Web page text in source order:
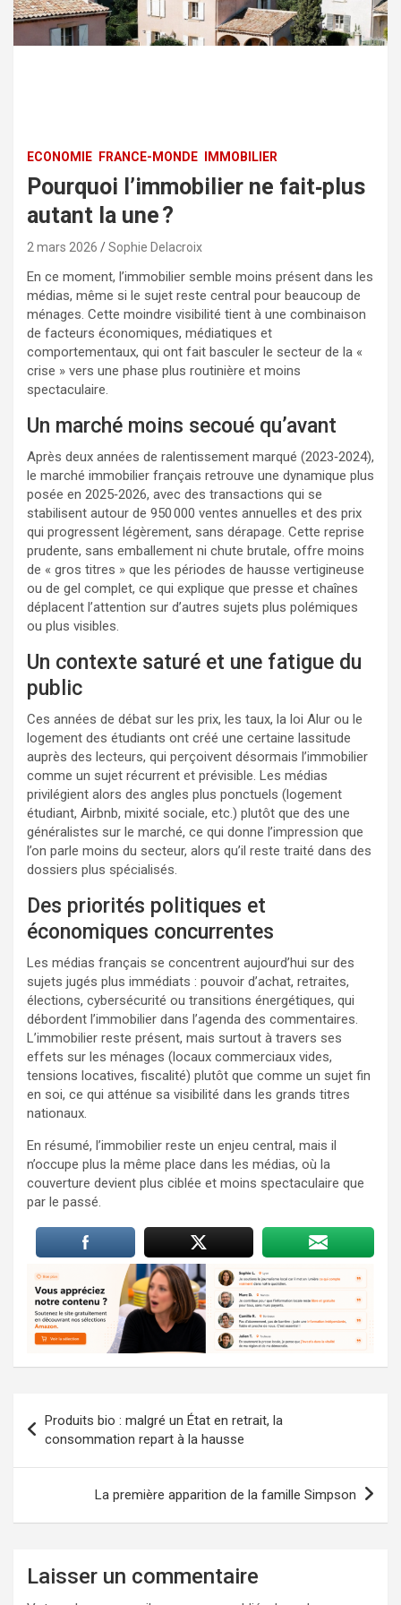
ECONOMIE FRANCE-MONDE IMMOBILIER
Pourquoi l’immobilier ne fait‑plus
autant la une ?
2 mars 2026 Sophie Delacroix
En ce moment, l’immobilier semble moins présent dans les
médias, même si le sujet reste central pour beaucoup de
ménages. Cette moindre visibilité tient à une combinaison
de facteurs économiques, médiatiques et
comportementaux, qui ont fait basculer le secteur de la «
crise » vers une phase plus routinière et moins
spectaculaire.
Un marché moins secoué qu’avant
Après deux années de ralentissement marqué (2023‑2024),
le marché immobilier français retrouve une dynamique plus
posée en 2025‑2026, avec des transactions qui se
stabilisent autour de 950 000 ventes annuelles et des prix
qui progressent légèrement, sans dérapage. Cette reprise
prudente, sans emballement ni chute brutale, offre moins
de « gros titres » que les périodes de hausse vertigineuse
ou de gel complet, ce qui explique que presse et chaînes
déplacent l’attention sur d’autres sujets plus polémiques
ou plus visibles.
Un contexte saturé et une fatigue du
public
Ces années de débat sur les prix, les taux, la loi Alur ou le
logement des étudiants ont créé une certaine lassitude
auprès des lecteurs, qui perçoivent désormais l’immobilier
comme un sujet récurrent et prévisible. Les médias
privilégient alors des angles plus ponctuels (logement
étudiant, Airbnb, mixité sociale, etc.) plutôt que des une
généralistes sur le marché, ce qui donne l’impression que
l’on parle moins du secteur, alors qu’il reste traité dans des
dossiers plus spécialisés.​
Des priorités politiques et
économiques concurrentes
Les médias français se concentrent aujourd’hui sur des
sujets jugés plus immédiats : pouvoir d’achat, retraites,
élections, cybersécurité ou transitions énergétiques, qui
débordent l’immobilier dans l’agenda des commentaires.
L’immobilier reste présent, mais surtout à travers ses
effets sur les ménages (locaux commerciaux vides,
tensions locatives, fiscalité) plutôt que comme un sujet fin
en soi, ce qui atténue sa visibilité dans les grands titres
nationaux.​
En résumé, l’immobilier reste un enjeu central, mais il
n’occupe plus la même place dans les médias, où la
couverture devient plus ciblée et moins spectaculaire que
par le passé.
de
l’article
Produits bio : malgré un État en retrait, la
consommation repart à la hausse
La première apparition de la famille Simpson
Laisser un commentaire